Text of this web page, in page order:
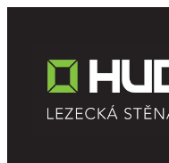
obsah